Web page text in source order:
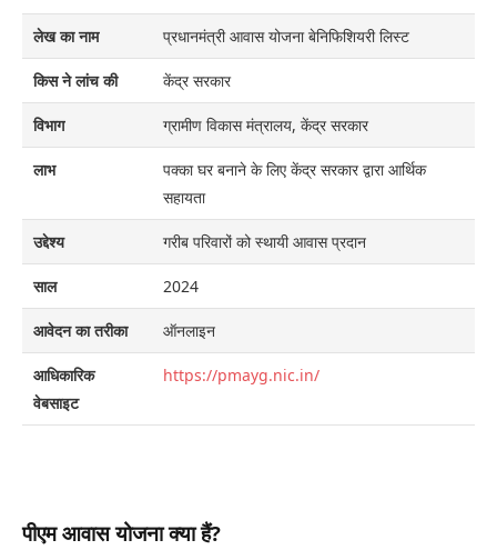
लेख का नाम प्रधानमंत्री आवास योजना बेनिफिशियरी लिस्ट
किस ने लांच की केंद्र सरकार
विभाग ग्रामीण विकास मंत्रालय, केंद्र सरकार
लाभ
पक्का घर बनाने के लिए केंद्र सरकार द्वारा आर्थिक
सहायता
उद्देश्य गरीब परिवारों को स्थायी आवास प्रदान
साल 2024
आवेदन का तरीका ऑनलाइन
आधिकारिक
वेबसाइट
https://pmayg.nic.in/
पीएम आवास योजना क्या हैं?